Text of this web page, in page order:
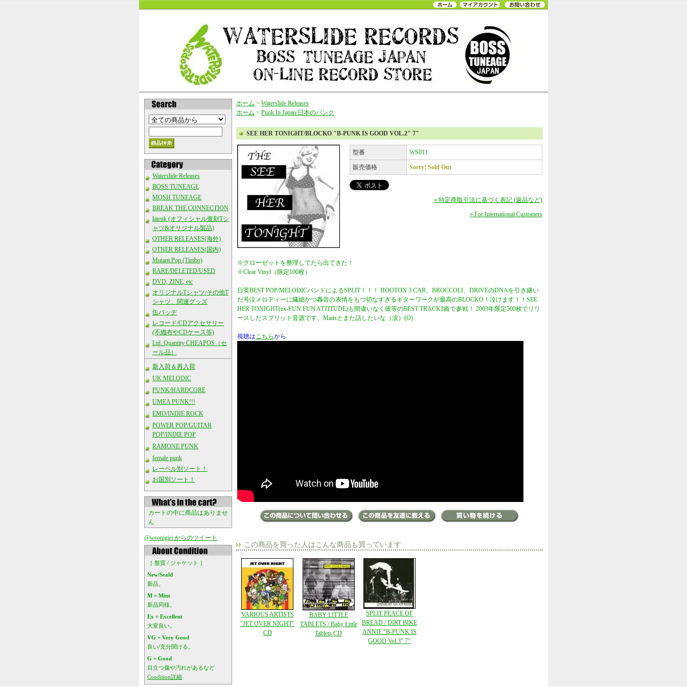
Waterslide Releases
BOSS TUNEAGE
MOSH TUNEAGE
BREAK THE CONNECTION
lateuk (オフィシャル復刻Tシ
ャツ&オリジナル製品)
OTHER RELEASES(海外)
OTHER RELEASES(国内)
Mutant Pop (Timbo)
RARE/DELETED/USED
DVD, ZINE, etc
オリジナルTシャツ/その他T
シャツ、関連グッズ
缶バッヂ
レコード/CDアクセサリー
(不織布やCDケース等)
Ltd. Quantity CHEAPOS（セ
ール品）
新入荷＆再入荷
UK MELODIC
PUNK/HARDCORE
UMEA PUNK!!!
EMO/INDIE ROCK
POWER POP/GUITAR
POP/INDIE POP
RAMONE PUNK
female punk
レーベル別ソート！
お国別ソート！
カートの中に商品はありませ
ん
@wsonigiri からのツイート
［ 盤質 / ジャケット ］
New/Seald
新品。
M = Mint
新品同様。
Ex = Excellent
大変良い。
VG = Very Good
良い/充分聞ける。
G = Good
目立つ傷や汚れがあるなど
Condition詳細
ホーム > Waterslide Releases
ホーム > Punk In Japan/日本のパンク
SEE HER TONIGHT/BLOCKO "B-PUNK IS GOOD VOL.2" 7"
型番 WS011
販売価格 Sorry! Sold Out
» 特定商取引法に基づく表記 (返品など)
» For International Customers
※クローゼットを整理してたら出てきた！
※Clear Vinyl（限定100枚）
日英BEST POP/MELODICバンドによるSPLIT！！！ HOOTON 3 CAR、BROCCOLI、DRIVEのDNAを引き継い
だ号泣メロディーに繊細かつ轟音の表情をもつ切なすぎるギターワークが最高のBLOCKO！泣けます！！SEE
HER TONIGHT(ex-FUN FUN ATTITUDE)も間違いなく彼等のBEST TRACK2曲で参戦！ 2003年限定500枚でリリ
ースしたスプリット音源です。Maitsとまた話したいな（涙）(O)
視聴はこちらから
この商品を買った人はこんな商品も買っています
VARIOUS ARTISTS
"JET OVER NIGHT"
CD
BABY LITTLE
TABLETS / Baby Little
Tablets CD
SPLIT PEACE OF
BREAD / DIRT BIKE
ANNIE "B-PUNK IS
GOOD Vol.3" 7"